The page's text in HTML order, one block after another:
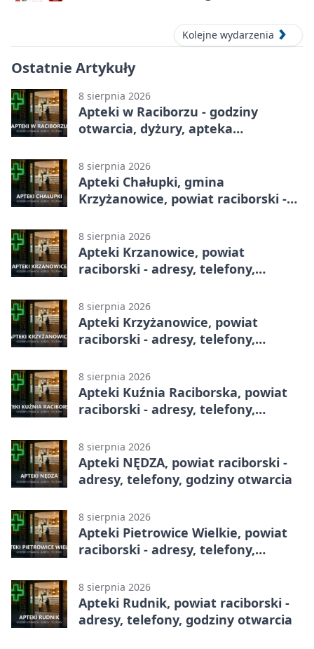
Kolejne wydarzenia
Ostatnie Artykuły
8 sierpnia 2026
Apteki w Raciborzu - godziny
otwarcia, dyżury, apteka
8 sierpnia 2026
Apteki Chałupki, gmina
Krzyżanowice, powiat raciborski -
8 sierpnia 2026
Apteki Krzanowice, powiat
raciborski - adresy, telefony,
8 sierpnia 2026
Apteki Krzyżanowice, powiat
raciborski - adresy, telefony,
8 sierpnia 2026
Apteki Kuźnia Raciborska, powiat
raciborski - adresy, telefony,
8 sierpnia 2026
Apteki NĘDZA, powiat raciborski -
adresy, telefony, godziny otwarcia
8 sierpnia 2026
Apteki Pietrowice Wielkie, powiat
raciborski - adresy, telefony,
8 sierpnia 2026
Apteki Rudnik, powiat raciborski -
adresy, telefony, godziny otwarcia